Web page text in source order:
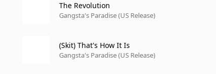
The Revolution
Gangsta's Paradise (US Release)
(Skit) That's How It Is
Gangsta's Paradise (US Release)